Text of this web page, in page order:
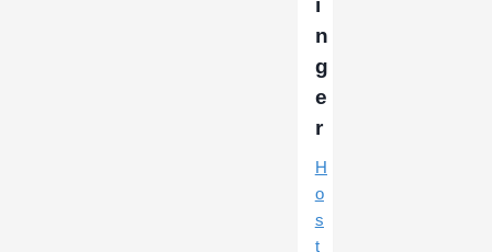
i
n
g
e
r
H
o
s
t